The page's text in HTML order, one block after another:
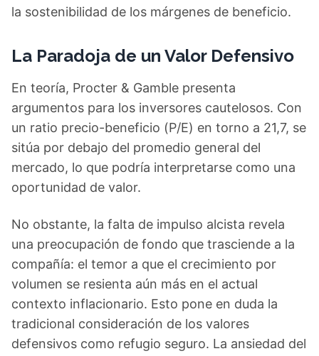
la sostenibilidad de los márgenes de beneficio.
La Paradoja de un Valor Defensivo
En teoría, Procter & Gamble presenta
argumentos para los inversores cautelosos. Con
un ratio precio-beneficio (P/E) en torno a 21,7, se
sitúa por debajo del promedio general del
mercado, lo que podría interpretarse como una
oportunidad de valor.
No obstante, la falta de impulso alcista revela
una preocupación de fondo que trasciende a la
compañía: el temor a que el crecimiento por
volumen se resienta aún más en el actual
contexto inflacionario. Esto pone en duda la
tradicional consideración de los valores
defensivos como refugio seguro. La ansiedad del